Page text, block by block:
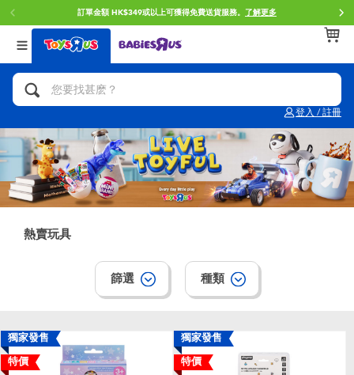
訂單金額 HK$349或以上可獲得免費送貨服務。 了解更多
登入 / 註冊
返回
分類目錄
人氣英雄,角色扮演,射擊玩具
單車,滑板車,騎乘車
拼砌組合及樂高LEGO
玩具車,貨車,火車及遙控系列
手工藝,文具,蠟筆,泥膠,畫板
電子玩具
返回
品牌
Brunch Brother 早午餐兄弟
Toy Story反斗奇兵
Spider-Man蜘蛛俠
Mini Brands
Play-Doh培樂多
playpop
返回
年齢
0~2歳
5~7歳
8~11歳
12~14歳
熱賣玩具
篩選 種類
獨家發售
特價
獨家發售
特價